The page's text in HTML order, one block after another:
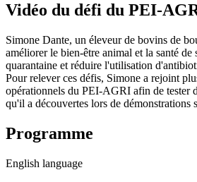
Vidéo du défi du PEI-
Simone Dante, un éleveur de bovins de
améliorer le bien-être animal et la santé de
quarantaine et réduire l'utilisation
Pour relever ces défis, Simone a rejoint
opérationnels du PEI-AGRI afin de tester
qu'il a découvertes lors de démonstrations
Programme
English language